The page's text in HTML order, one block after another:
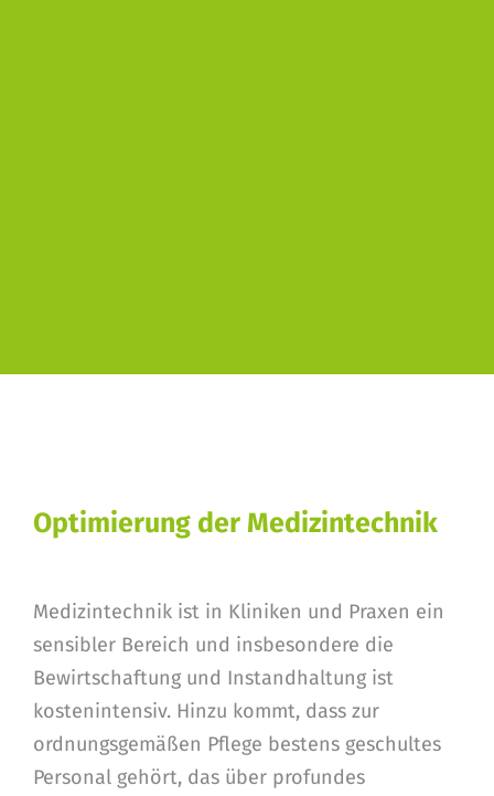
Optimierung der Medizintechnik
Medizintechnik ist in Kliniken und Praxen ein
sensibler Bereich und insbesondere die
Bewirtschaftung und Instandhaltung ist
kostenintensiv. Hinzu kommt, dass zur
ordnungsgemäßen Pflege bestens geschultes
Personal gehört, das über profundes